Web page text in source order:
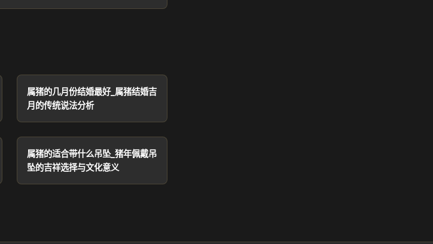
属猪的几月份结婚最好_属猪结婚吉
月的传统说法分析
属猪的适合带什么吊坠_猪年佩戴吊
坠的吉祥选择与文化意义